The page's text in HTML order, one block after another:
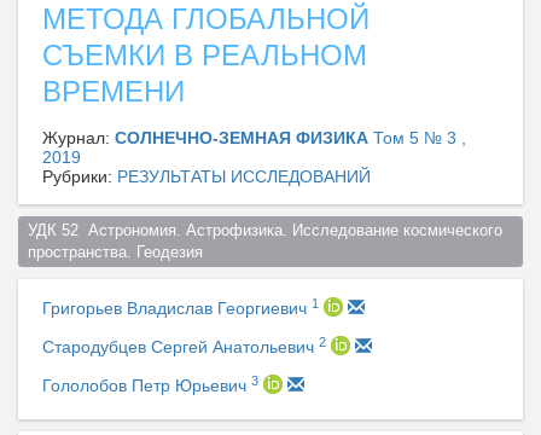
МЕТОДА ГЛОБАЛЬНОЙ
СЪЕМКИ В РЕАЛЬНОМ
ВРЕМЕНИ
Журнал: СОЛНЕЧНО-ЗЕМНАЯ ФИЗИКА Том 5 № 3 ,
2019
Рубрики: РЕЗУЛЬТАТЫ ИССЛЕДОВАНИЙ
УДК 52  Астрономия. Астрофизика. Исследование космического
пространства. Геодезия
Григорьев Владислав Георгиевич 1
Стародубцев Сергей Анатольевич 2
Гололобов Петр Юрьевич 3